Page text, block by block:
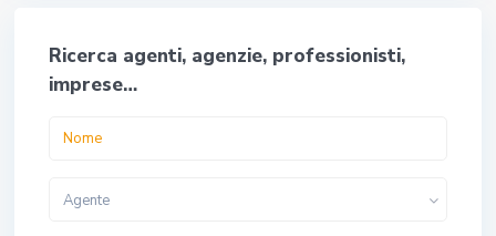
Ricerca agenti, agenzie, professionisti,
imprese…
Agente